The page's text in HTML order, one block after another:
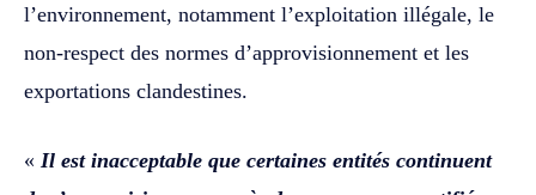
l’environnement, notamment l’exploitation illégale, le
non-respect des normes d’approvisionnement et les
exportations clandestines.
« Il est inacceptable que certaines entités continuent